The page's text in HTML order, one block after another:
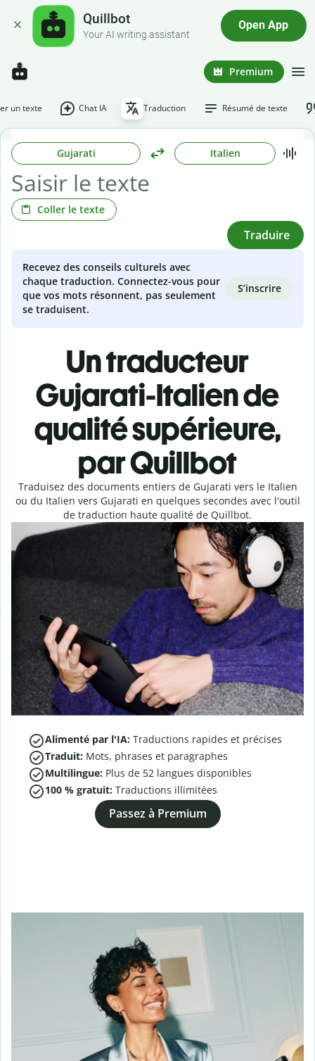
Quillbot
Your AI writing assistant
Open App
Premium
un texte Chat IA Traduction Résumé de texte
Gujarati Italien
Coller le texte
Traduire
Recevez des conseils culturels avec
chaque traduction. Connectez-vous pour
que vos mots résonnent, pas seulement
se traduisent.
S’inscrire
Un traducteur
Gujarati-Italien de
qualité supérieure,
par Quillbot
Traduisez des documents entiers de Gujarati vers le Italien
ou du Italien vers Gujarati en quelques secondes avec l'outil
de traduction haute qualité de Quillbot.
Alimenté par l'IA: Traductions rapides et précises
Traduit: Mots, phrases et paragraphes
Multilingue: Plus de 52 langues disponibles
100 % gratuit: Traductions illimitées
Passez à Premium